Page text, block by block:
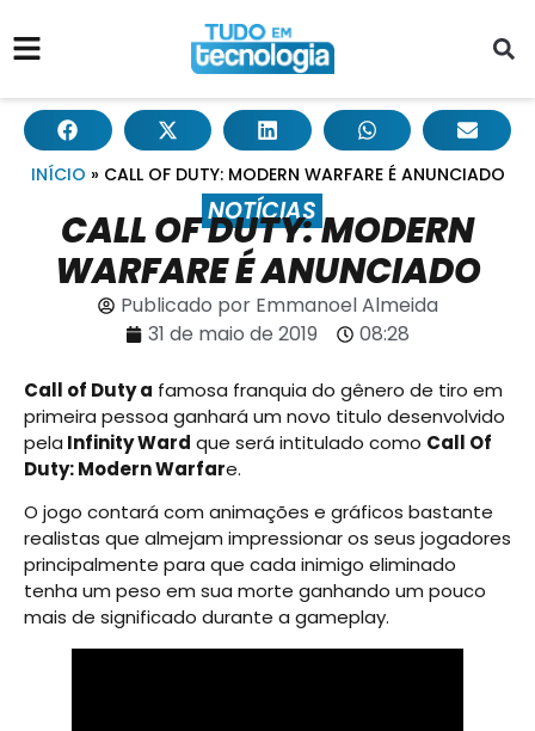
INÍCIO » CALL OF DUTY: MODERN WARFARE É ANUNCIADO
NOTÍCIAS
CALL OF DUTY: MODERN
WARFARE É ANUNCIADO
Publicado porEmmanoel Almeida
31 de maio de 2019
08:28
Call of Duty a famosa franquia do gênero de tiro em
primeira pessoa ganhará um novo titulo desenvolvido
pela Infinity Ward que será intitulado como Call Of
Duty: Modern Warfare.
O jogo contará com animações e gráficos bastante
realistas que almejam impressionar os seus jogadores
principalmente para que cada inimigo eliminado
tenha um peso em sua morte ganhando um pouco
mais de significado durante a gameplay.